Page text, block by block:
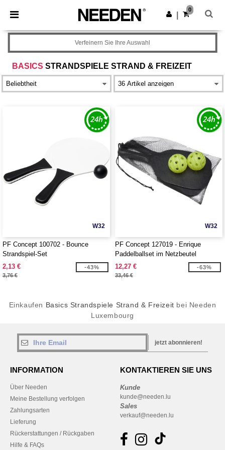
× Needen App
Bessere Preise in der App!
App holen
0
BASICS STRANDSPIELE STRAND & FREIZEIT
Verfeinern Sie Ihre Auswahl
W32
PF Concept 100702 - Bounce
Strandspiel-Set
2,13 €
3,76 €
-43%
W32
PF Concept 127019 - Enrique
Paddelballset im Netzbeutel
12,27 €
33,46 €
-63%
Einkaufen Basics Strandspiele Strand & Freizeit bei Needen
Luxembourg
jetzt abonnieren!
INFORMATION
Über Needen
Meine Bestellung verfolgen
Zahlungsarten
Lieferung
Rückerstattungen / Rückgaben
Hilfe & FAQs
KONTAKTIEREN SIE UNS
Kunde
kunde@needen.lu
Sales
verkauf@needen.lu